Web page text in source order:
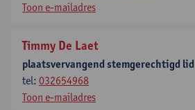
Toon e-mailadres
Timmy De Laet
plaatsvervangend stemgerechtigd lid
tel: 032654968
Toon e-mailadres